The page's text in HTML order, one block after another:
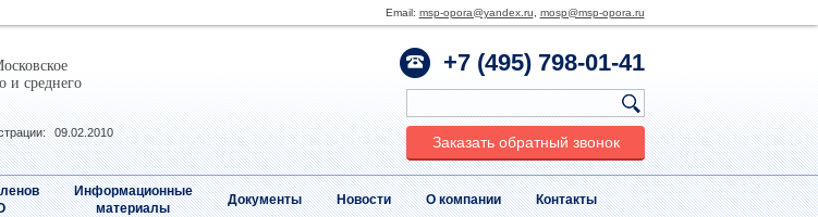
Email: msp-opora@yandex.ru mosp@msp-opora.ru
и среднего
09.02.2010
+7 (495) 798-01-41
Заказать обратный звонок
Информационные
материалы
Документы Новости О компании Контакты